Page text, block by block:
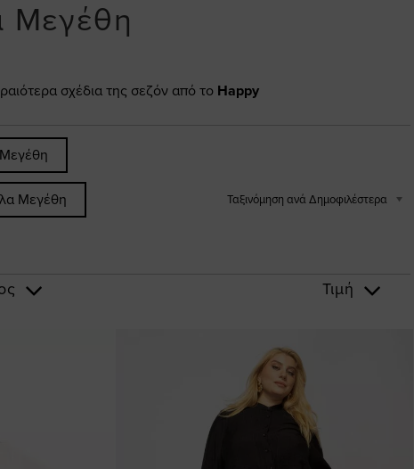
Μεγέθη
σχέδια της σεζόν από το Happy
Μεγέθη Ταξινόμηση ανά Δημοφιλέστερα
Τιμή